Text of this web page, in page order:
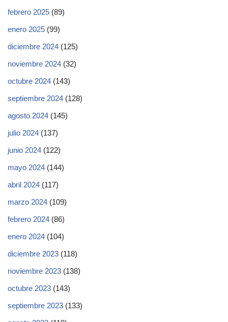
febrero 2025 (89)
enero 2025 (99)
diciembre 2024 (125)
noviembre 2024 (32)
octubre 2024 (143)
septiembre 2024 (128)
agosto 2024 (145)
julio 2024 (137)
junio 2024 (122)
mayo 2024 (144)
abril 2024 (117)
marzo 2024 (109)
febrero 2024 (86)
enero 2024 (104)
diciembre 2023 (118)
noviembre 2023 (138)
octubre 2023 (143)
septiembre 2023 (133)